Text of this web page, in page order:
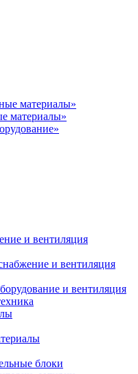
материалы»
материалы»
и вентиляция
и вентиляция
и вентиляция
блоки